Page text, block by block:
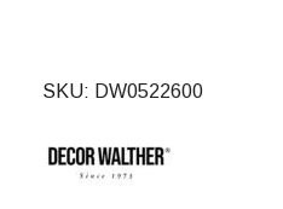
SKU DW0522600